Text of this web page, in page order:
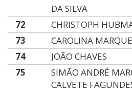
DA SILVA
72
CHRISTOPH
73
CAROLINA
74
JOÃO CHAVES
75
SIMÃO ANDRÉ
CALVETE